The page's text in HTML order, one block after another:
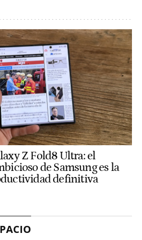
Z Fold8 Ultra: el
de Samsung es la
definitiva